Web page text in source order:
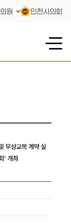
의원 인천시의회
무상교복 계약 실
' 개최